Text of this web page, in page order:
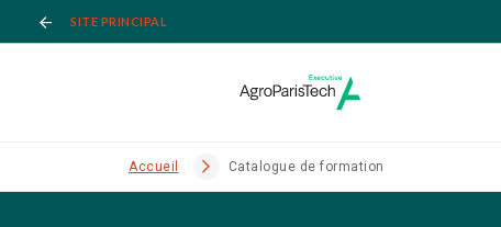
SITE PRINCIPAL
Accueil Catalogue de formation